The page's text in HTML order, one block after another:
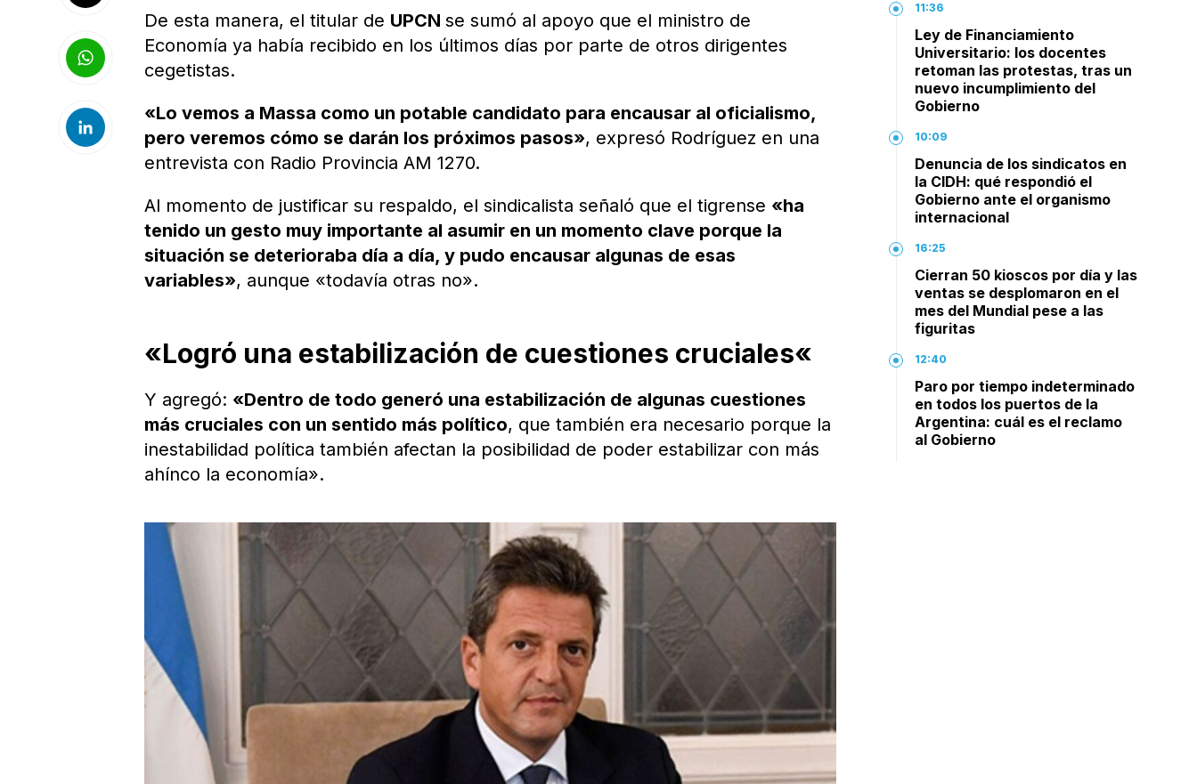
De esta manera, el titular de UPCNse sumó al apoyo que el ministro de
Economía ya había recibido en los últimos días por parte de otros dirigentes
cegetistas.
«Lo vemos a Massa como un potable candidato para encausar al oficialismo,
pero veremos cómo se darán los próximos pasos», expresó Rodríguez en una
entrevista con Radio Provincia AM 1270.
Al momento de justificar su respaldo, el sindicalista señaló que el tigrense «ha
tenido un gesto muy importante al asumir en un momento clave porque la
situación se deterioraba día a día, y pudo encausar algunas de esas
variables», aunque «todavía otras no».
«Logró una estabilización de cuestiones cruciales«
Y agregó: «Dentro de todo generó una estabilización de algunas cuestiones
más cruciales con un sentido más político, que también era necesario porque la
inestabilidad política también afectan la posibilidad de poder estabilizar con más
ahínco la economía».
11:36
Ley de Financiamiento
Universitario: los docentes
retoman las protestas, tras un
nuevo incumplimiento del
Gobierno
10:09
Denuncia de los sindicatos en
la CIDH: qué respondió el
Gobierno ante el organismo
internacional
16:25
Cierran 50 kioscos por día y las
ventas se desplomaron en el
mes del Mundial pese a las
figuritas
12:40
Paro por tiempo indeterminado
en todos los puertos de la
Argentina: cuál es el reclamo
al Gobierno